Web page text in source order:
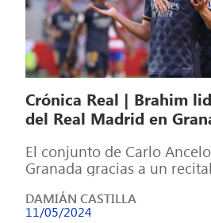
Crónica Real | Brahim
del Real Madrid en
El conjunto de Carlo
Granada gracias a un
DAMIÁN CASTILLA
11/05/2024